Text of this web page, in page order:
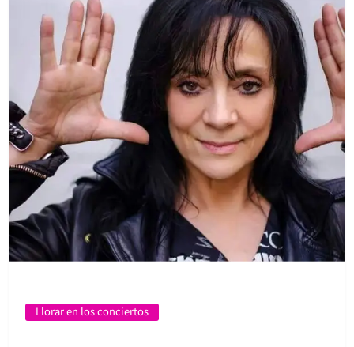
Llorar en los conciertos